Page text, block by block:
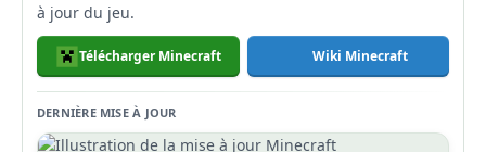
à jour du jeu.
Télécharger Minecraft Wiki Minecraft
DERNIÈRE MISE À JOUR